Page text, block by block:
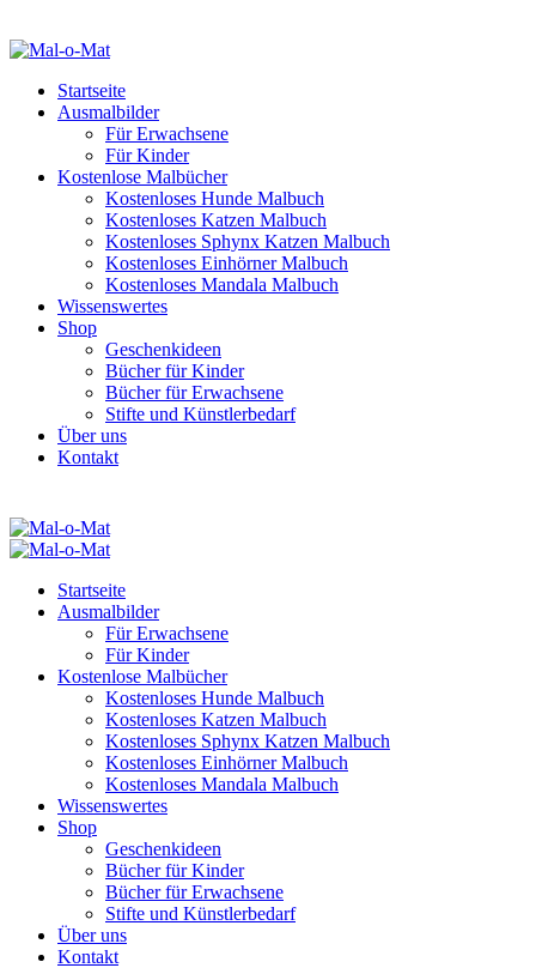
Startseite
Ausmalbilder
Für Erwachsene
Für Kinder
Kostenlose Malbücher
Kostenloses Hunde Malbuch
Kostenloses Katzen Malbuch
Kostenloses Sphynx Katzen Malbuch
Kostenloses Einhörner Malbuch
Kostenloses Mandala Malbuch
Wissenswertes
Shop
Geschenkideen
Bücher für Kinder
Bücher für Erwachsene
Stifte und Künstlerbedarf
Über uns
Kontakt
Startseite
Ausmalbilder
Für Erwachsene
Für Kinder
Kostenlose Malbücher
Kostenloses Hunde Malbuch
Kostenloses Katzen Malbuch
Kostenloses Sphynx Katzen Malbuch
Kostenloses Einhörner Malbuch
Kostenloses Mandala Malbuch
Wissenswertes
Shop
Geschenkideen
Bücher für Kinder
Bücher für Erwachsene
Stifte und Künstlerbedarf
Über uns
Kontakt